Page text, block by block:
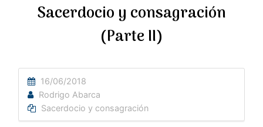
Sacerdocio y consagración
(Parte II)
16/06/2018
Rodrigo Abarca
Sacerdocio y consagración